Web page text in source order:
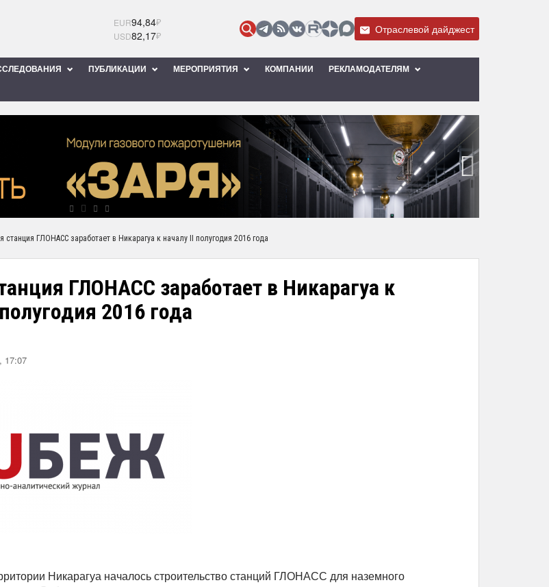
EUR94,84₽
USD82,17₽ Отраслевой дайджест
ПУБЛИКАЦИИ МЕРОПРИЯТИЯ КОМПАНИИ
РЕКЛАМОДАТЕЛЯМ
станция ГЛОНАСС заработает в Никарагуа к началу II полугодия 2016 года
ГЛОНАСС заработает в Никарагуа к
2016 года
17:07
Никарагуа началось строительство станций ГЛОНАСС для наземного